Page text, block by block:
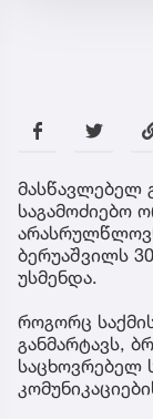
მასწავლებელ
საგამოძიებო
ბერუაშვილს
უსმენდა.
როგორც
განმარტავს,
საცხოვრებელ